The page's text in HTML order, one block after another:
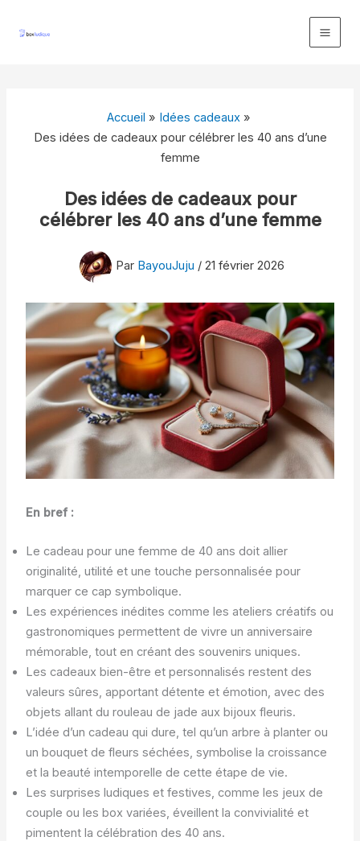
Accueil
Idées cadeaux
Des idées de cadeaux pour célébrer les 40 ans d’une
femme
Des idées de cadeaux pour
célébrer les 40 ans d’une femme
Par BayouJuju / 21 février 2026
En bref :
Le cadeau pour une femme de 40 ans doit allier
originalité, utilité et une touche personnalisée pour
marquer ce cap symbolique.
Les expériences inédites comme les ateliers créatifs ou
gastronomiques permettent de vivre un anniversaire
mémorable, tout en créant des souvenirs uniques.
Les cadeaux bien-être et personnalisés restent des
valeurs sûres, apportant détente et émotion, avec des
objets allant du rouleau de jade aux bijoux fleuris.
L’idée d’un cadeau qui dure, tel qu’un arbre à planter ou
un bouquet de fleurs séchées, symbolise la croissance
et la beauté intemporelle de cette étape de vie.
Les surprises ludiques et festives, comme les jeux de
couple ou les box variées, éveillent la convivialité et
pimentent la célébration des 40 ans.